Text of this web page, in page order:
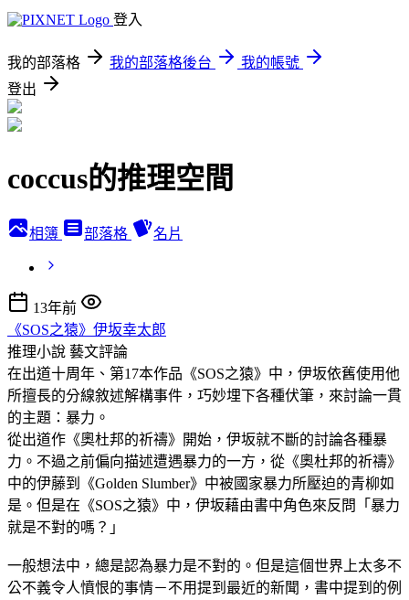
登入
我的部落格 我的部落格後台
我的帳號
登出
coccus的推理空間
相簿 部落格 名片
13年前
《SOS之猿》伊坂幸太郎
推理小說 藝文評論
在出道十周年、第17本作品《SOS之猿》中，伊坂依舊使用他
所擅長的分線敘述解構事件，巧妙埋下各種伏筆，來討論一貫
的主題：暴力。
從出道作《奧杜邦的祈禱》開始，伊坂就不斷的討論各種暴
力。不過之前偏向描述遭遇暴力的一方，從《奧杜邦的祈禱》
中的伊藤到《Golden Slumber》中被國家暴力所壓迫的青柳如
是。但是在《SOS之猿》中，伊坂藉由書中角色來反問「暴力
就是不對的嗎？」
一般想法中，總是認為暴力是不對的。但是這個世界上太多不
公不義令人憤恨的事情－不用提到最近的新聞，書中提到的例